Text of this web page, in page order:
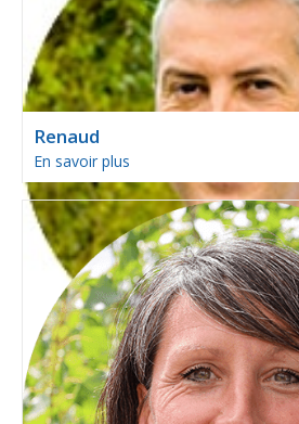
Renaud
En savoir plus